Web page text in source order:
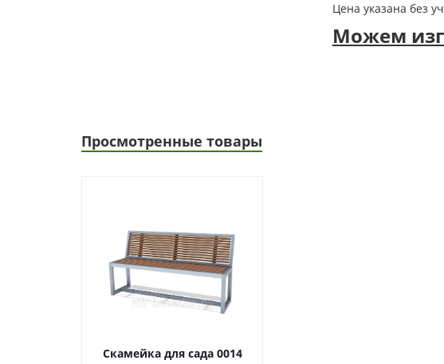
Цена указана без
Можем
Просмотренные товары
Скамейка для сада 0014